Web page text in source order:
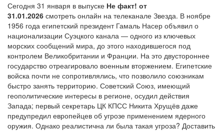
Сегодня 31 января в выпуске Не факт! от
31.01.2026 смотреть онлайн на телеканале Звезда. В ноябре
1956 года египетский президент Гамаль Насер объявил о
национализации Суэцкого канала — одного из ключевых
морских сообщений мира, до этого находившегося под
контролем Великобритании и Франции. На это двустороннее
государство отреагировало военным вторжением. Египетские
войска почти не сопротивлялись, что позволило союзникам
быстро занять территорию. Советский Союз, имеющий
геополитические интересы в регионе, осудил действия
Запада; первый секретарь ЦК КПСС Никита Хрущёв даже
предупредил европейцев об угрозе применением ядерного
оружия. Однако реалистична ли была такая угроза? Доставить